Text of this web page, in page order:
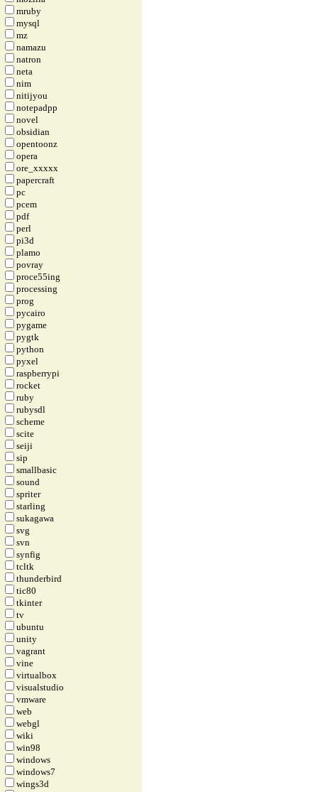
mruby
mysql
mz
namazu
natron
neta
nim
nitijyou
notepadpp
novel
obsidian
opentoonz
opera
ore_xxxxx
papercraft
pc
pcem
pdf
perl
pi3d
plamo
povray
proce55ing
processing
prog
pycairo
pygame
pygtk
python
pyxel
raspberrypi
rocket
ruby
rubysdl
scheme
scite
seiji
sip
smallbasic
sound
spriter
starling
sukagawa
svg
svn
synfig
tcltk
thunderbird
tic80
tkinter
tv
ubuntu
unity
vagrant
vine
virtualbox
visualstudio
vmware
web
webgl
wiki
win98
windows
windows7
wings3d